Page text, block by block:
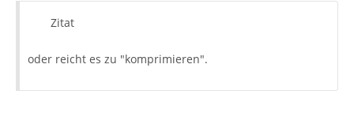
Zitat
oder reicht es zu "komprimieren".